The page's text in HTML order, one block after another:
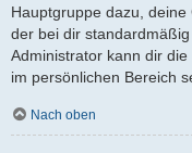
Hauptgruppe dazu,
der bei dir
Administrator kann dir
im persönlichen Bereich
Nach oben